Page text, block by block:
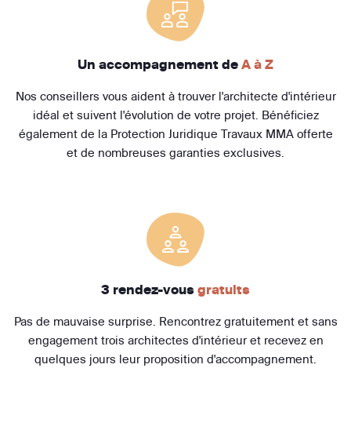
Un accompagnement de A à Z
Nos conseillers vous aident à trouver l'architecte d'intérieur
idéal et suivent l'évolution de votre projet. Bénéficiez
également de la Protection Juridique Travaux MMA offerte
et de nombreuses garanties exclusives.
3 rendez-vous gratuits
Pas de mauvaise surprise. Rencontrez gratuitement et sans
engagement trois architectes d'intérieur et recevez en
quelques jours leur proposition d'accompagnement.